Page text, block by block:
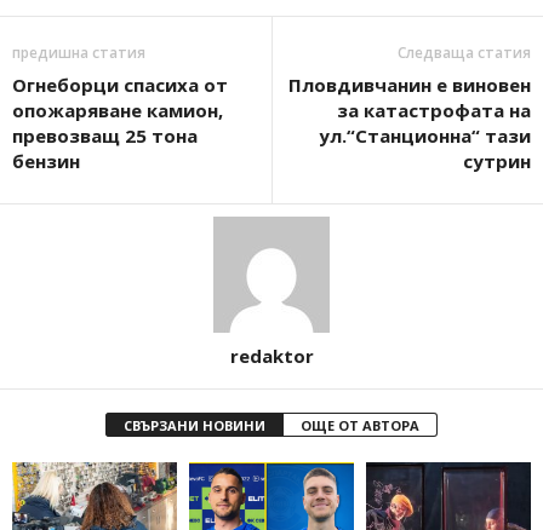
предишна статия
Огнеборци спасиха от
опожаряване камион,
превозващ 25 тона
бензин
Следваща статия
Пловдивчанин е виновен
за катастрофата на
ул.“Станционна“ тази
сутрин
redaktor
СВЪРЗАНИ НОВИНИ ОЩЕ ОТ АВТОРА